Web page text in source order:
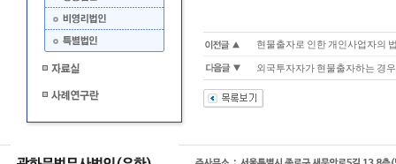
현물출자로 인한 개인사업자의
외국투자자가 현물출자하는 경